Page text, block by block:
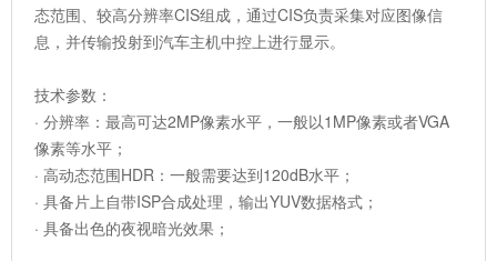
态范围、较高分辨率CIS组成，通过CIS负责采集对应图像信
息，并传输投射到汽车主机中控上进行显示。
技术参数：
· 分辨率：最高可达2MP像素水平，一般以1MP像素或者VGA
像素等水平；
· 高动态范围HDR：一般需要达到120dB水平；
· 具备片上自带ISP合成处理，输出YUV数据格式；
· 具备出色的夜视暗光效果；